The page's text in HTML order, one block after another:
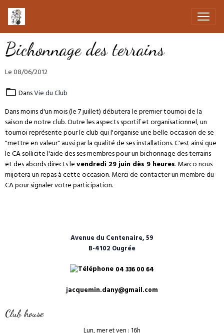
Bichonnage des terrains
Le 08/06/2012
DansVie du Club
Dans moins d'un mois (le 7 juillet) débutera le premier tournoi de la
saison de notre club. Outre les aspects sportif et organisationnel, un
tournoi représente pour le club qui l'organise une belle occasion de se
"mettre en valeur" aussi par la qualité de ses installations. C'est ainsi que
le CA sollicite l'aide des ses membres pour un bichonnage des terrains
et des abords directs levendredi 29 juin dès 9 heures. Marco nous
mijotera un repas à cette occasion. Merci de contacter un membre du
CA pour signaler votre participation.
Avenue du Centenaire, 59
B-4102 Ougrée
04 336 00 64
jacquemin.dany@gmail.com
Club house